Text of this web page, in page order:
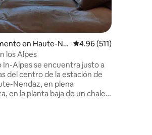
de 5; 417 evaluaciones
en Haute-Ne Calificación promedio:
4.96 (511)
los Alpes
In-Alpes se encuentra justo a
del centro de la estación de
Nendaz, en plena
en la planta baja de un chalet